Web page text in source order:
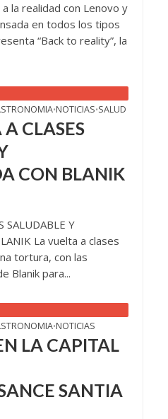
la realidad con Lenovo y
en todos los tipos
“Back to reality”, la
•NOTICIAS•SALUD
CLASES
CON BLANIK
SALUDABLE Y
La vuelta a clases
tortura, con las
Blanik para...
•NOTICIAS
LA CAPITAL
SANTIA